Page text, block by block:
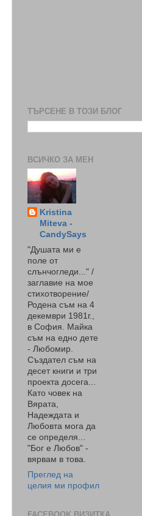
ТЪРСЕНЕ В ТОЗИ БЛОГ
ВСИЧКО ЗА МЕН
Kristina
Miteva -
CandySays
"Душата ми е
поле от
слънчогледи..." /
заглавие на мое
стихотворение/
Родена съм на 4
декември 1981г.,
в София. Майка
съм на едно дете
- Любомир.
Създател съм на
десет книги и три
проекта досега...
Като човек на
Вярата,
Надеждата и
Любовта мога да
се определя...
"Бог е Любов" -
вярвам в това.
Преглед на
целия ми профил